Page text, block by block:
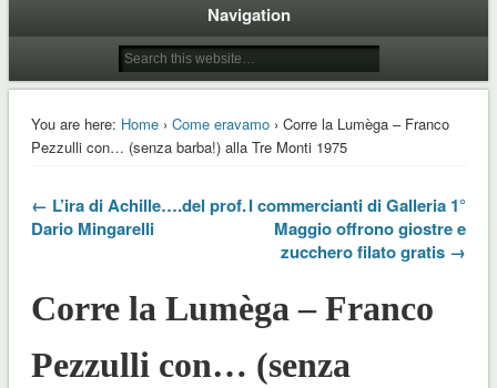
Navigation
You are here: Home› Come eravamo› Corre la Lumèga – Franco
Pezzulli con… (senza barba!) alla Tre Monti 1975
← L’ira di Achille….del prof.
Dario Mingarelli
I commercianti di Galleria 1°
Maggio offrono giostre e
zucchero filato gratis →
Corre la Lumèga – Franco
Pezzulli con… (senza